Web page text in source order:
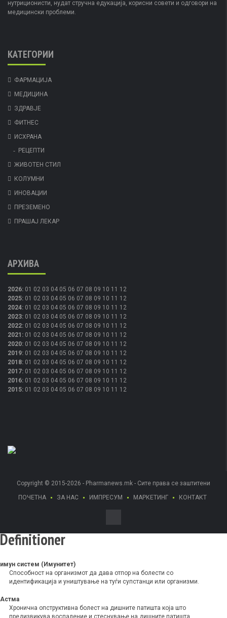
нутриционисти, нудат стручна едукација, корисни совети и одговори на
медицински проблеми.
КАТЕГОРИИ
ФАРМАЦИЈА
МЕДИЦИНА
ЗДРАВЈЕ
ФИТНЕС
ИСХРАНА
РЕЦЕПТИ
ЖИВОТЕН СТИЛ
КОЛУМНИ
ИНОВАЦИИ
ПРЕЗЕМЕНО
ПРАШАЈ ЛЕКАР
АРХИВА
2026: 01 02 03 04 05 06 07 08 09 10 11 12
2025: 01 02 03 04 05 06 07 08 09 10 11 12
2024: 01 02 03 04 05 06 07 08 09 10 11 12
2023: 01 02 03 04 05 06 07 08 09 10 11 12
2022: 01 02 03 04 05 06 07 08 09 10 11 12
2021 : 01 02 03 04 05 06 07 08 09 10 11 12
2020: 01 02 03 04 05 06 07 08 09 10 11 12
2019: 01 02 03 04 05 06 07 08 09 10 11 12
2018: 01 02 03 04 05 06 07 08 09 10 11 12
2017: 01 02 03 04 05 06 07 08 09 10 11 12
2016: 01 02 03 04 05 06 07 08 09 10 11 12
2015: 01 02 03 04 05 06 07 08 09 10 11 12
Copyright © 2015-2026 - Pharmanews.mk - Сите права се заштитени
ПОЧЕТНА
ЗА НАС ИМПРЕСУМ МАРКЕТИНГ КОНТАКТ
Definitioner
имун систем (Имунитет)
Способност на организмот да дава отпор на болести со
идентификација и уништување на туѓи супстанци или организми.
Астма
Хронична опструктивна болест на дишните патишта која што
предизвикува воспаление и стеснување на дишните патишта.